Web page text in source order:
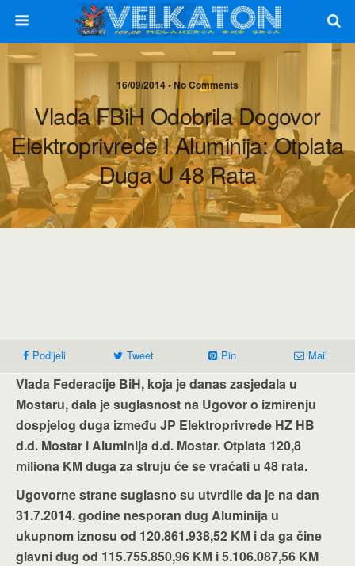
16/09/2014 • No Comments
Vlada FBiH Odobrila Dogovor
Elektroprivrede I Aluminija: Otplata
Duga U 48 Rata
Podijeli Tweet Pin Mail
Vlada Federacije BiH, koja je danas zasjedala u
Mostaru, dala je suglasnost na Ugovor o izmirenju
dospjelog duga između JP Elektroprivrede HZ HB
d.d. Mostar i Aluminija d.d. Mostar. Otplata 120,8
miliona KM duga za struju će se vraćati u 48 rata.
Ugovorne strane suglasno su utvrdile da je na dan
31.7.2014. godine nesporan dug Aluminija u
ukupnom iznosu od 120.861.938,52 KM i da ga čine
glavni dug od 115.755.850,96 KM i 5.106.087,56 KM